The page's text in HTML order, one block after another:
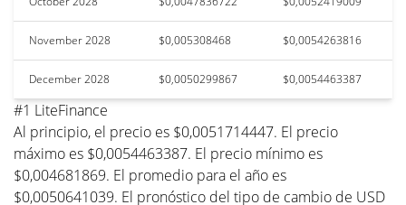
November 2028 $0,005308468 $0,0054263816
December 2028 $0,0050299867 $0,0054463387
#1 LiteFinance
Al principio, el precio es $0,0051714447. El precio
máximo es $0,0054463387. El precio mínimo es
$0,004681869. El promedio para el año es
$0,0050641039. El pronóstico del tipo de cambio de USD